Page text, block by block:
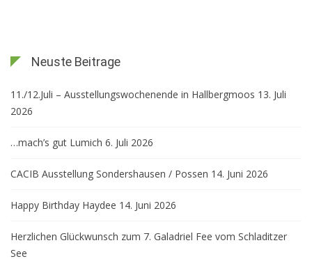
Neuste Beitrage
11./12.Juli – Ausstellungswochenende in Hallbergmoos 13. Juli
2026
…mach’s gut Lumich 6. Juli 2026
CACIB Ausstellung Sondershausen / Possen 14. Juni 2026
Happy Birthday Haydee 14. Juni 2026
Herzlichen Glückwunsch zum 7. Galadriel Fee vom Schladitzer
See